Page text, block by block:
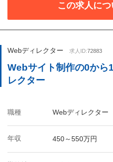
この求人に
Webディレクター 求人ID:72883
Webサイト制作の0から
レクター
職種 Webディレクター
年収 450～550万円